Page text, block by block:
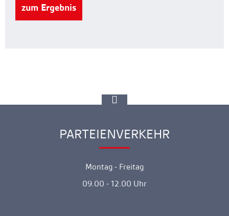
zum Ergebnis
Ankerlink
PARTEIENVERKEHR
Montag - Freitag
09.00 - 12.00 Uhr
zur